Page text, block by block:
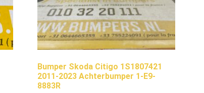
Bumper Skoda Citigo 1S1807421
2011-2023 Achterbumper 1-E9-
8883R